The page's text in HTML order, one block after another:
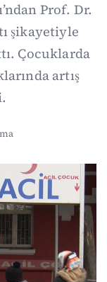
Prof. Dr.
şikayetiyle
Çocuklarda
artış